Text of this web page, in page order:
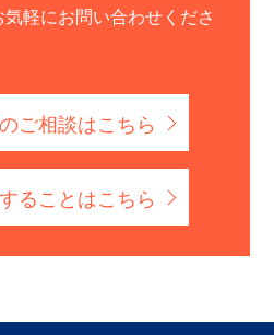
軽にお問い合わせくださ
ご相談はこちら
ることはこちら